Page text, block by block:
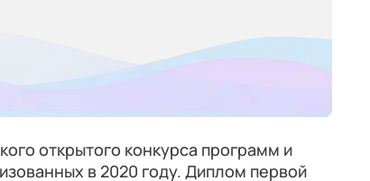
открытого конкурса программ и
в 2020 году. Диплом первой